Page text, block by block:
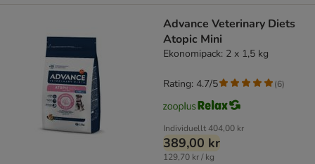
Advance Veterinary Diets
Atopic Mini
Ekonomipack: 2 x 1,5 kg
Individuellt404,00 kr
389,00 kr
129,70 kr / kg
Rating: 4.7/5 (6)